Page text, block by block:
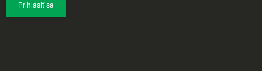
Prihlásiť sa